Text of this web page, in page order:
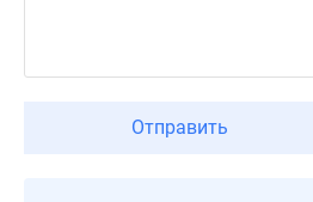
Дома
Отправить